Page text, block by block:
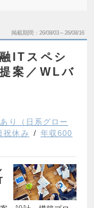
掲載期間 26/08/03～26/08/16
ITスペシ
案／WLバ
り（日系グロー
祝休み
年収600